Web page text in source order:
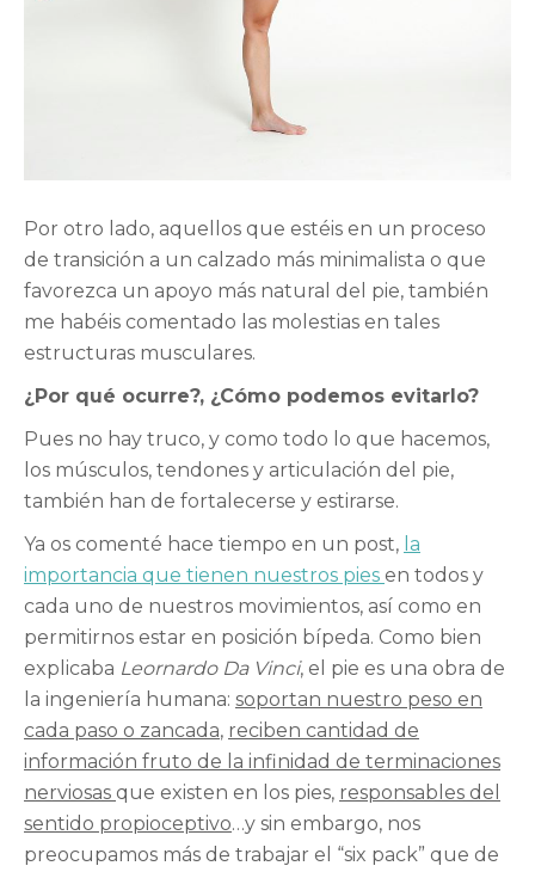
Por otro lado, aquellos que estéis en un proceso
de transición a un calzado más minimalista o que
favorezca un apoyo más natural del pie, también
me habéis comentado las molestias en tales
estructuras musculares.
¿Por qué ocurre?, ¿Cómo podemos evitarlo?
Pues no hay truco, y como todo lo que hacemos,
los músculos, tendones y articulación del pie,
también han de fortalecerse y estirarse.
Ya os comenté hace tiempo en un post, la
importancia que tienen nuestros pies en todos y
cada uno de nuestros movimientos, así como en
permitirnos estar en posición bípeda. Como bien
explicaba Leornardo Da Vinci, el pie es una obra de
la ingeniería humana: soportan nuestro peso en
cada paso o zancada, reciben cantidad de
información fruto de la infinidad de terminaciones
nerviosas que existen en los pies, responsables del
sentido propioceptivo…y sin embargo, nos
preocupamos más de trabajar el “six pack” que de